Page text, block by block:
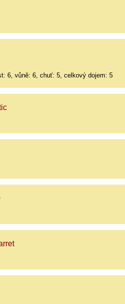
6, vůně: 6, chuť: 5, celkový dojem: 5